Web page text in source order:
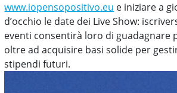
www.iopensopositivo.eu e iniziare a
d’occhio le date dei Live Show:
eventi consentirà loro di guadagnare
oltre ad acquisire basi solide per
stipendi futuri.